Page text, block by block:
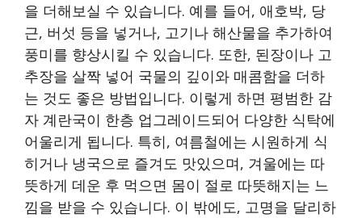
을 더해보실 수 있습니다. 예를 들어, 애호박, 당
근, 버섯 등을 넣거나, 고기나 해산물을 추가하여
풍미를 향상시킬 수 있습니다. 또한, 된장이나 고
추장을 살짝 넣어 국물의 깊이와 매콤함을 더하
는 것도 좋은 방법입니다. 이렇게 하면 평범한 감
자 계란국이 한층 업그레이드되어 다양한 식탁에
어울리게 됩니다. 특히, 여름철에는 시원하게 식
히거나 냉국으로 즐겨도 맛있으며, 겨울에는 따
뜻하게 데운 후 먹으면 몸이 절로 따뜻해지는 느
낌을 받을 수 있습니다. 이 밖에도, 고명을 달리하